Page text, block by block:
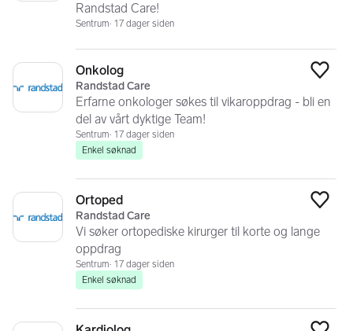
Randstad Care!
Sentrum 17 dager siden
Onkolog
Randstad Care
Erfarne onkologer søkes til vikaroppdrag - bli en
del av vårt dyktige Team!
Sentrum 17 dager siden
Enkel søknad
Ortoped
Randstad Care
Vi søker ortopediske kirurger til korte og lange
oppdrag
Sentrum 17 dager siden
Enkel søknad